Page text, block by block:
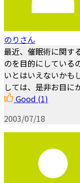
のりさん
最近、催眠術に関す
のを目的にしている
いとはいえないかも
しては、是非お目に
Good (1)
2003/07/18